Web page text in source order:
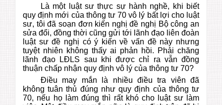
Là một luật sư thực sự hành nghề, khi biết
quy định mới của thông tư 70 vô lý bất lợi cho luật
sư, tôi đã soạn đơn kiến nghị đề nghị Bộ công an
sửa đổi, đồng thời cũng gửi tới lãnh đạo liên đoàn
luật sư đề nghị có ý kiến về vấn đề này nhưng
tuyệt nhiên không thấy ai phản hồi. Phải chăng
lãnh đạo LĐLS sau khi được chỉ ra vẫn đồng
thuận chấp nhận quy định vô lý của thông tư 70?
Điều may mắn là nhiều điều tra viên đã
không tuân thủ đúng như quy định của thông tư
70, nếu họ làm đúng thì rất khó cho luật sư làm